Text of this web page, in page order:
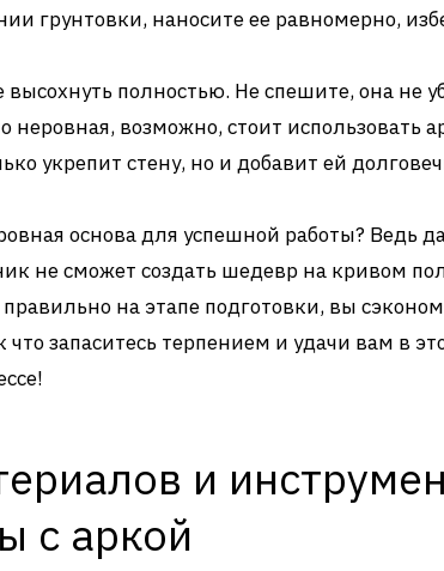
грунтовки, наносите ее равномерно,
высохнуть полностью. Не спешите, она не
неровная, возможно, стоит
укрепит стену, но и добавит ей
основа для успешной работы? Ведь
не сможет создать шедевр на кривом
правильно на этапе подготовки, вы
запаситесь терпением и удачи вам в
и
с аркой